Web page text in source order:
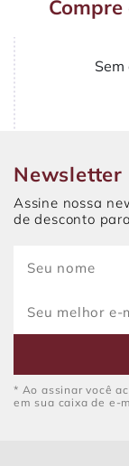
Compre
Newsletter
Assine nossa
de desconto
* Ao assinar você
em sua caixa de e-